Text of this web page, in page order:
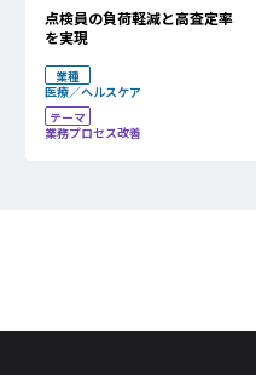
点検員の負荷軽減と高査定率
を実現
業種
医療／ヘルスケア
テーマ
業務プロセス改善